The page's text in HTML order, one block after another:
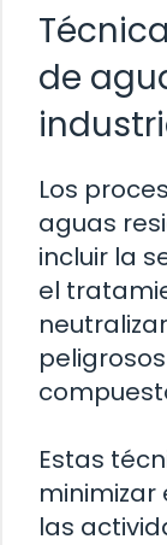
de
Los
aguas
incluir la
el
Estas
las